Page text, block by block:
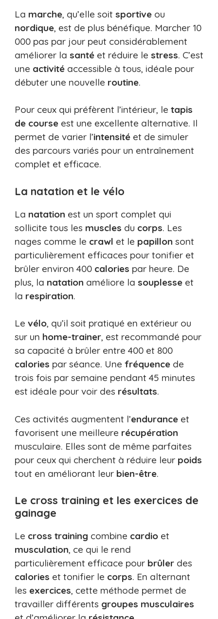
La marche, qu’elle soit sportive ou
nordique, est de plus bénéfique. Marcher 10
000 pas par jour peut considérablement
améliorer la santé et réduire le stress. C’est
une activité accessible à tous, idéale pour
débuter une nouvelle routine.
Pour ceux qui préfèrent l’intérieur, le tapis
de course est une excellente alternative. Il
permet de varier l’intensité et de simuler
des parcours variés pour un entraînement
complet et efficace.
La natation et le vélo
La natation est un sport complet qui
sollicite tous les muscles du corps. Les
nages comme le crawl et le papillon sont
particulièrement efficaces pour tonifier et
brûler environ 400 calories par heure. De
plus, la natation améliore la souplesse et
la respiration.
Le vélo, qu’il soit pratiqué en extérieur ou
sur un home-trainer, est recommandé pour
sa capacité à brûler entre 400 et 800
calories par séance. Une fréquence de
trois fois par semaine pendant 45 minutes
est idéale pour voir des résultats.
Ces activités augmentent l’endurance et
favorisent une meilleure récupération
musculaire. Elles sont de même parfaites
pour ceux qui cherchent à réduire leur poids
tout en améliorant leur bien-être.
Le cross training et les exercices de
gainage
Le cross training combine cardio et
musculation, ce qui le rend
particulièrement efficace pour brûler des
calories et tonifier le corps. En alternant
les exercices, cette méthode permet de
travailler différents groupes musculaires